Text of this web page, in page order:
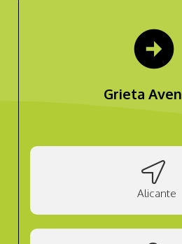
arrow_circle_right
Grieta
Alicante